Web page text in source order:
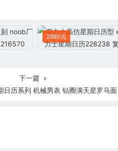
2880元
下一篇
日历系列 机械男表 钻圈满天星罗马面